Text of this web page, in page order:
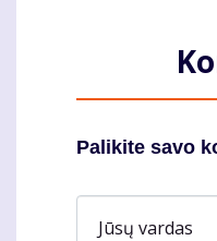
Palikite savo
Jūsų vardas